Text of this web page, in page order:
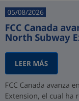
05/08/2026
FCC Canada
North Subway
LEER MÁS
FCC Canada avanza
Extension, el cual ha